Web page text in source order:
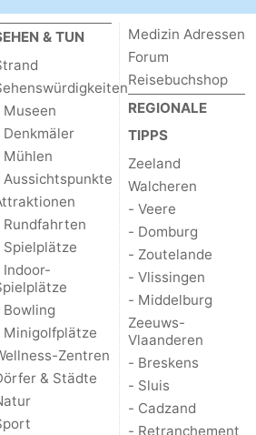
& TUN
Museen
Denkmäler
Mühlen
Aussichtspunkte
Rundfahrten
Spielplätze
Indoor-
Bowling
Minigolfplätze
Zentren
& Städte
Medizin Adressen
Forum
Reisebuchshop
REGIONALE
TIPPS
Zeeland
Walcheren
- Veere
- Domburg
- Zoutelande
- Vlissingen
- Middelburg
Zeeuws-
Vlaanderen
- Breskens
- Sluis
- Cadzand
- Retranchement